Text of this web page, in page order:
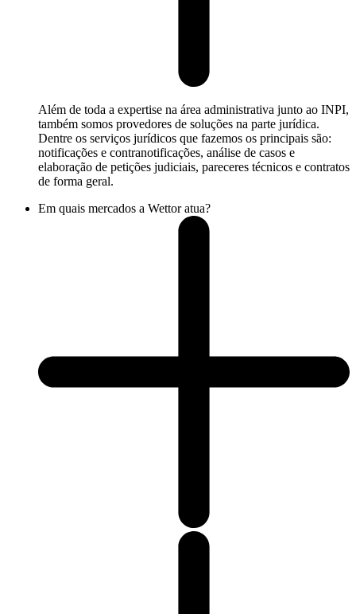
Além de toda a expertise na área administrativa junto ao INPI,
também somos provedores de soluções na parte jurídica.
Dentre os serviços jurídicos que fazemos os principais são:
notificações e contranotificações, análise de casos e
elaboração de petições judiciais, pareceres técnicos e contratos
de forma geral.
Em quais mercados a Wettor atua?